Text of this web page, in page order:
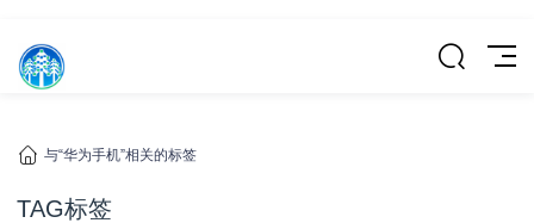
与“华为手机”相关的标签
TAG标签